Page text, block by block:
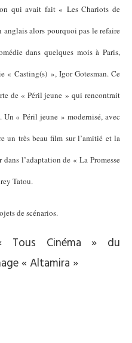
qui avait fait « Les Chariots de
anglais alors pourquoi pas le refaire
dans quelques mois à Paris,
« Casting(s) », Igor Gotesman. Ce
de « Péril jeune » qui rencontrait
« Péril jeune » modernisé, avec
un très beau film sur l’amitié et la
l’adaptation de « La Promesse
Tatou.
de scénarios.
« Tous Cinéma » du
« Altamira »